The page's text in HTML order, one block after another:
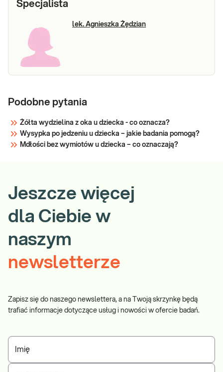
Specjalista
lek. Agnieszka Żędzian
Podobne pytania
Żółta wydzielina z oka u dziecka - co oznacza?
Wysypka po jedzeniu u dziecka – jakie badania pomogą?
Mdłości bez wymiotów u dziecka – co oznaczają?
Jeszcze więcej
dla Ciebie w
naszym
newsletterze
Zapisz się do naszego newslettera, a na Twoją skrzynkę będą
trafiać informacje dotyczące usług i nowości w ofercie badań.
Imię